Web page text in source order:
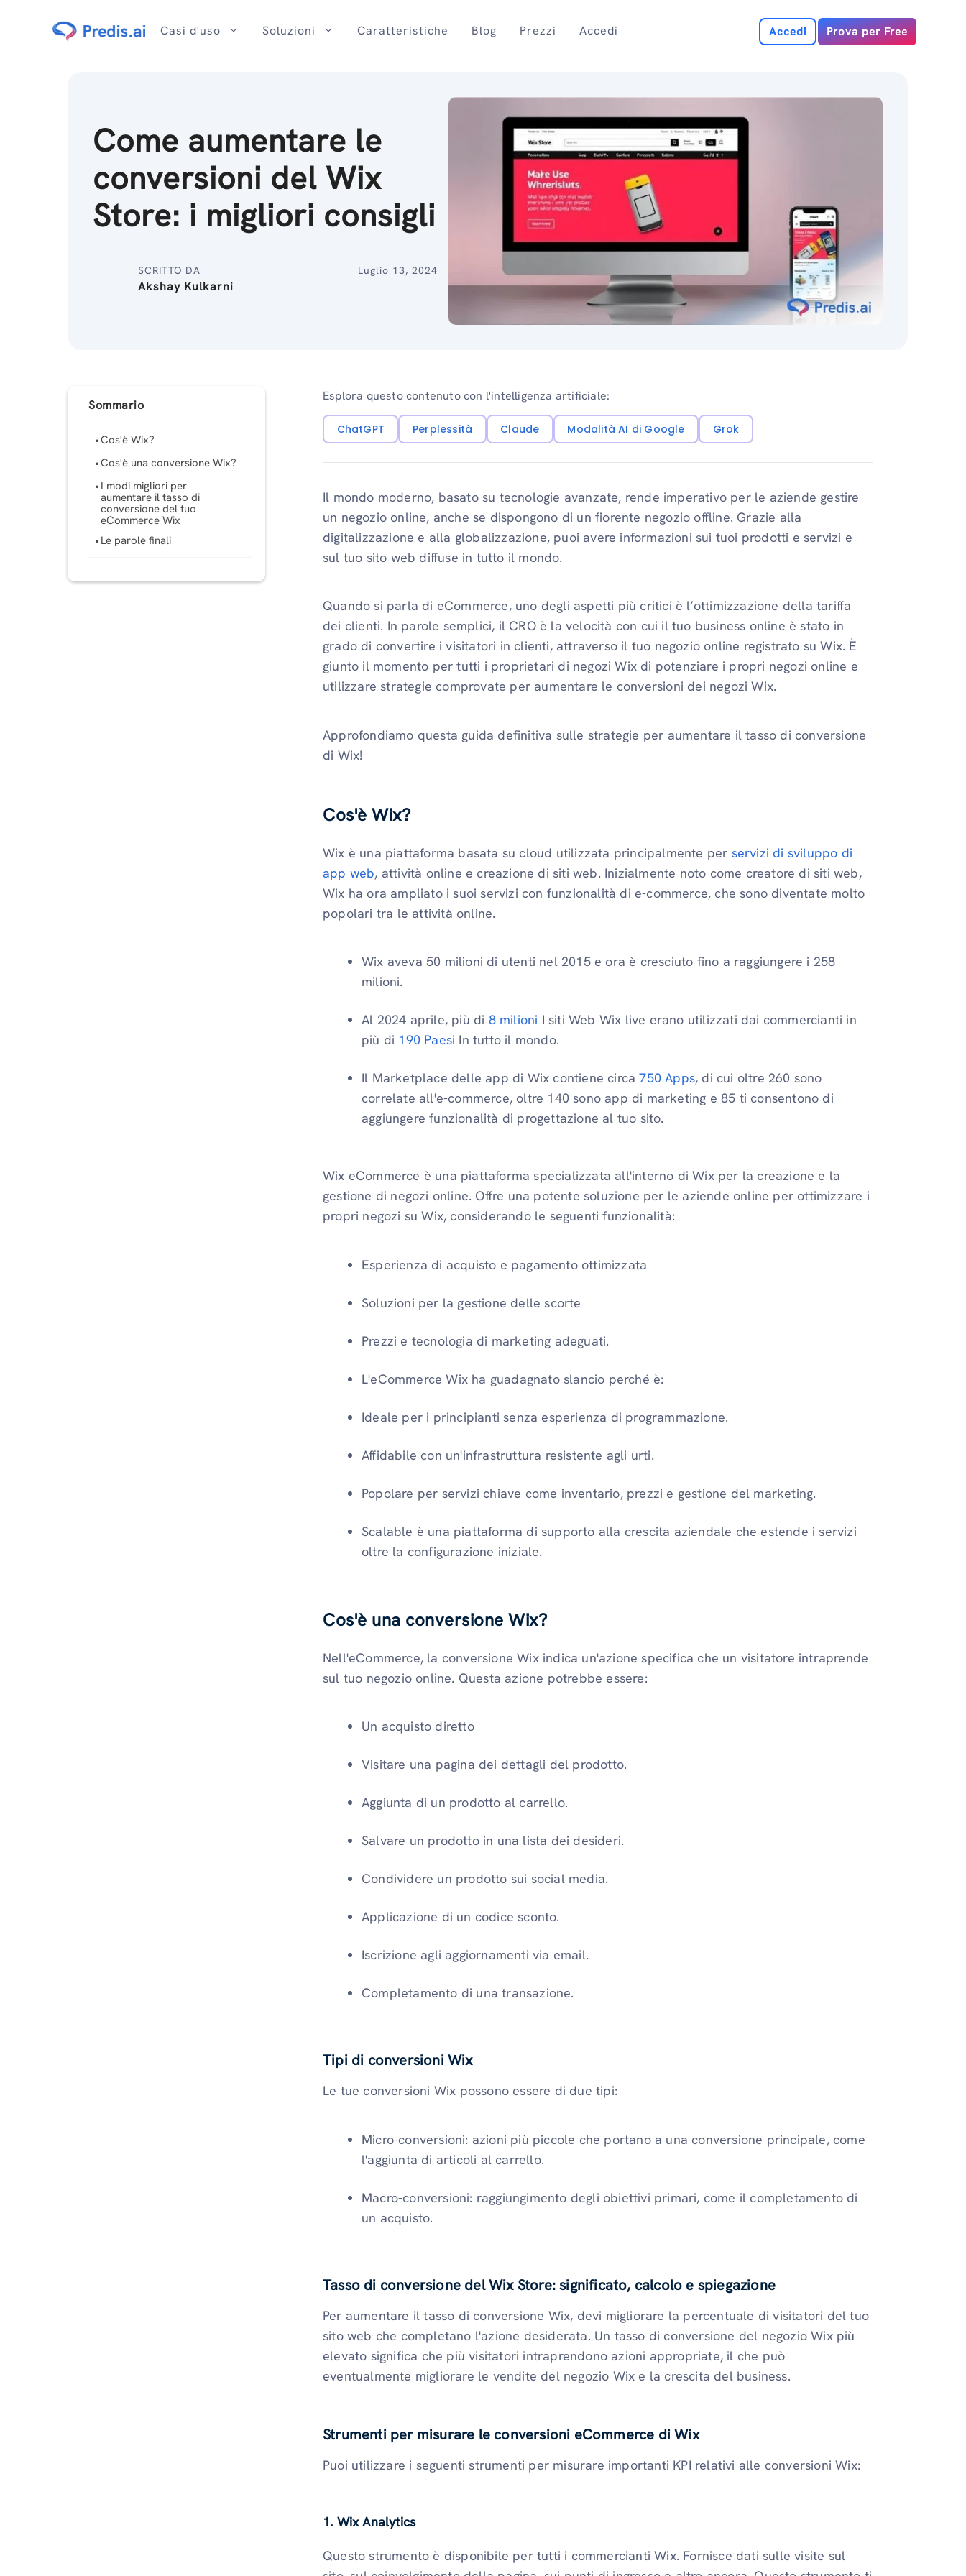
Casi d'uso Soluzioni Caratteristiche Blog Prezzi Accedi Accedi Prova per Free
Come aumentare le
conversioni del Wix
Store: i migliori consigli
SCRITTO DA
Akshay Kulkarni
Luglio 13, 2024
Sommario
Cos'è Wix?
Cos'è una conversione Wix?
I modi migliori per
aumentare il tasso di
conversione del tuo
eCommerce Wix
Le parole finali
Esplora questo contenuto con l'intelligenza artificiale:
ChatGPT Perplessità Claude Modalità AI di Google Grok
Il mondo moderno, basato su tecnologie avanzate, rende imperativo per le aziende gestire
un negozio online, anche se dispongono di un fiorente negozio offline. Grazie alla
digitalizzazione e alla globalizzazione, puoi avere informazioni sui tuoi prodotti e servizi e
sul tuo sito web diffuse in tutto il mondo.
Quando si parla di eCommerce, uno degli aspetti più critici è l’ottimizzazione della tariffa
dei clienti. In parole semplici, il CRO è la velocità con cui il tuo business online è stato in
grado di convertire i visitatori in clienti, attraverso il tuo negozio online registrato su Wix. È
giunto il momento per tutti i proprietari di negozi Wix di potenziare i propri negozi online e
utilizzare strategie comprovate per aumentare le conversioni dei negozi Wix.
Approfondiamo questa guida definitiva sulle strategie per aumentare il tasso di conversione
di Wix!
Cos'è Wix?
Wix è una piattaforma basata su cloud utilizzata principalmente per servizi di sviluppo di
app web, attività online e creazione di siti web. Inizialmente noto come creatore di siti web,
Wix ha ora ampliato i suoi servizi con funzionalità di e-commerce, che sono diventate molto
popolari tra le attività online.
Wix aveva 50 milioni di utenti nel 2015 e ora è cresciuto fino a raggiungere i 258
milioni.
Al 2024 aprile, più di 8 milioni I siti Web Wix live erano utilizzati dai commercianti in
più di 190 Paesi In tutto il mondo.
Il Marketplace delle app di Wix contiene circa750 Apps, di cui oltre 260 sono
correlate all'e-commerce, oltre 140 sono app di marketing e 85 ti consentono di
aggiungere funzionalità di progettazione al tuo sito.
Wix eCommerce è una piattaforma specializzata all'interno di Wix per la creazione e la
gestione di negozi online. Offre una potente soluzione per le aziende online per ottimizzare i
propri negozi su Wix, considerando le seguenti funzionalità:
Esperienza di acquisto e pagamento ottimizzata
Soluzioni per la gestione delle scorte
Prezzi e tecnologia di marketing adeguati.
L'eCommerce Wix ha guadagnato slancio perché è:
Ideale per i principianti senza esperienza di programmazione.
Affidabile con un'infrastruttura resistente agli urti.
Popolare per servizi chiave come inventario, prezzi e gestione del marketing.
Scalable è una piattaforma di supporto alla crescita aziendale che estende i servizi
oltre la configurazione iniziale.
Cos'è una conversione Wix?
Nell'eCommerce, la conversione Wix indica un'azione specifica che un visitatore intraprende
sul tuo negozio online. Questa azione potrebbe essere:
Un acquisto diretto
Visitare una pagina dei dettagli del prodotto.
Aggiunta di un prodotto al carrello.
Salvare un prodotto in una lista dei desideri.
Condividere un prodotto sui social media.
Applicazione di un codice sconto.
Iscrizione agli aggiornamenti via email.
Completamento di una transazione.
Tipi di conversioni Wix
Le tue conversioni Wix possono essere di due tipi:
Micro-conversioni: azioni più piccole che portano a una conversione principale, come
l'aggiunta di articoli al carrello.
Macro-conversioni: raggiungimento degli obiettivi primari, come il completamento di
un acquisto.
Tasso di conversione del Wix Store: significato, calcolo e spiegazione
Per aumentare il tasso di conversione Wix, devi migliorare la percentuale di visitatori del tuo
sito web che completano l'azione desiderata. Un tasso di conversione del negozio Wix più
elevato significa che più visitatori intraprendono azioni appropriate, il che può
eventualmente migliorare le vendite del negozio Wix e la crescita del business.
Strumenti per misurare le conversioni eCommerce di Wix
Puoi utilizzare i seguenti strumenti per misurare importanti KPI relativi alle conversioni Wix:
1. Wix Analytics
Questo strumento è disponibile per tutti i commercianti Wix. Fornisce dati sulle visite sul